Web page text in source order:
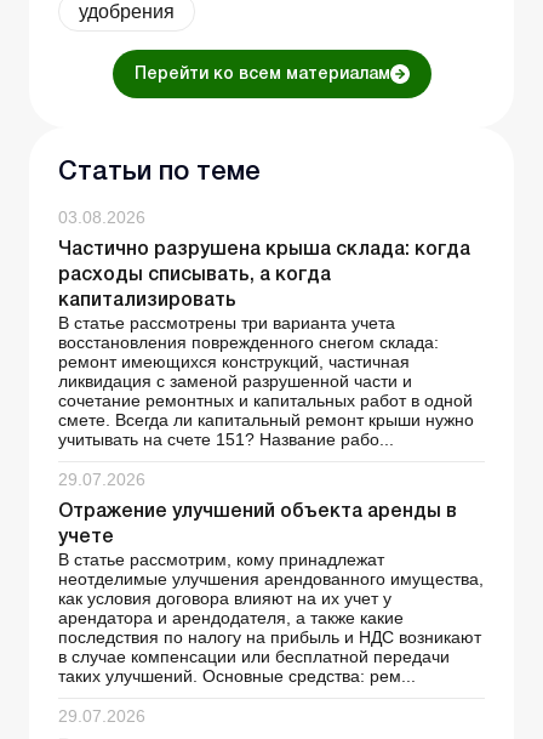
удобрения
Перейти ко всем материалам
Статьи по теме
03.08.2026
Частично разрушена крыша склада: когда
расходы списывать, а когда
капитализировать
В статье рассмотрены три варианта учета
восстановления поврежденного снегом склада:
ремонт имеющихся конструкций, частичная
ликвидация с заменой разрушенной части и
сочетание ремонтных и капитальных работ в одной
смете. Всегда ли капитальный ремонт крыши нужно
учитывать на счете 151? Название рабо...
29.07.2026
Отражение улучшений объекта аренды в
учете
В статье рассмотрим, кому принадлежат
неотделимые улучшения арендованного имущества,
как условия договора влияют на их учет у
арендатора и арендодателя, а также какие
последствия по налогу на прибыль и НДС возникают
в случае компенсации или бесплатной передачи
таких улучшений. Основные средства: рем...
29.07.2026